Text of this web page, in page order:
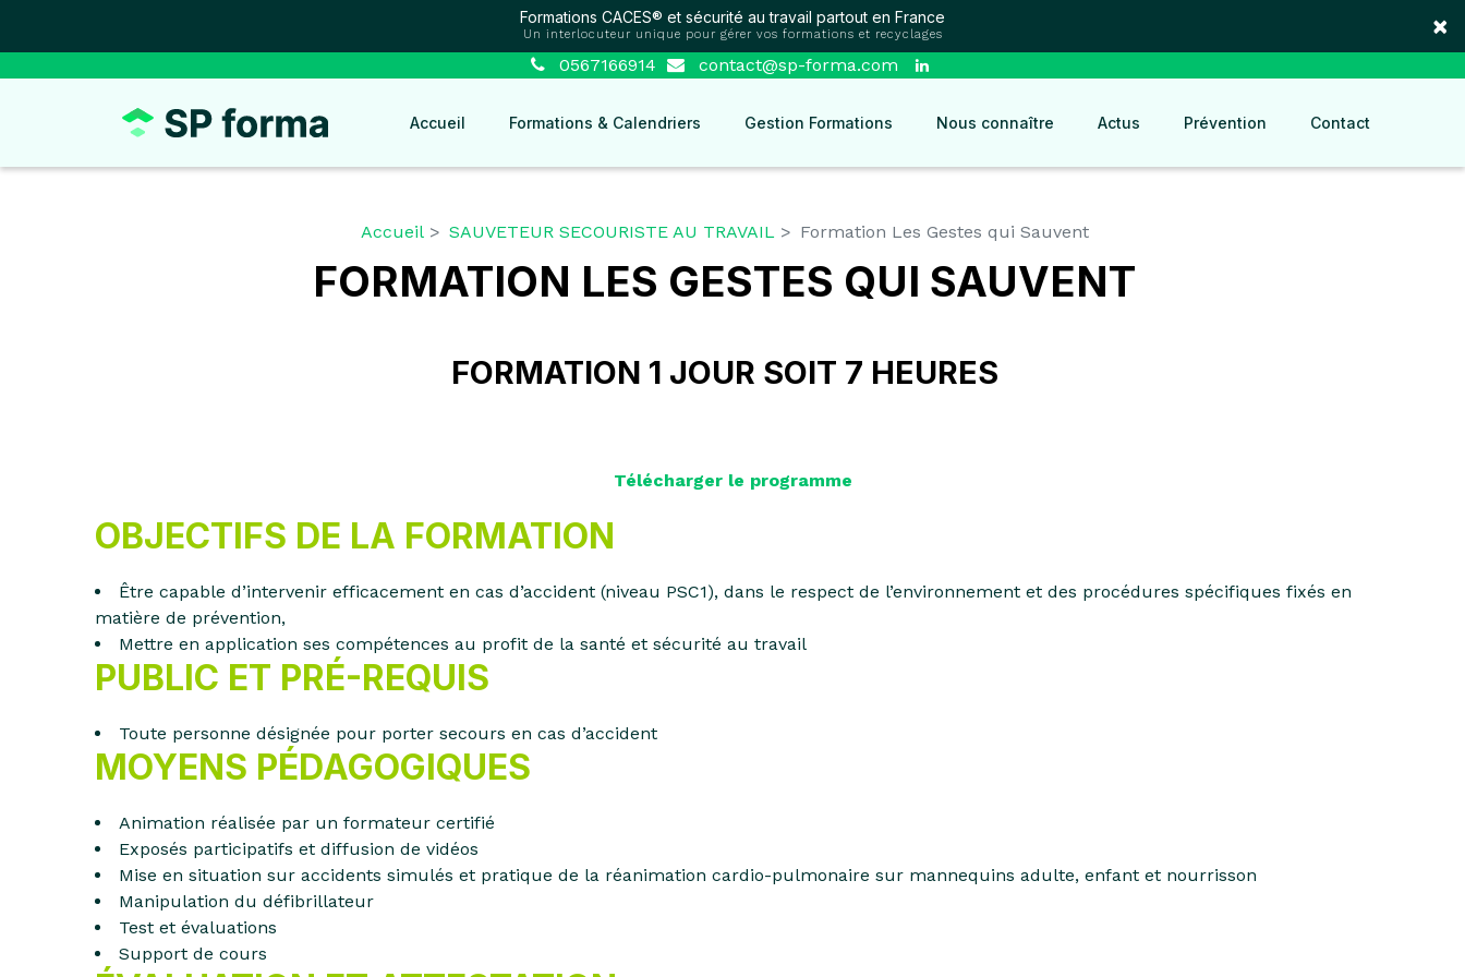
Formations CACES® et sécurité au travail partout en France
Un interlocuteur unique pour gérer vos formations et recyclages ×
0567166914 contact@sp-forma.com
Accueil Formations & Calendriers Gestion Formations Nous connaître Actus Prévention Contact
Accueil SAUVETEUR SECOURISTE AU TRAVAIL Formation Les Gestes qui Sauvent
FORMATION LES GESTES QUI SAUVENT
FORMATION 1 JOUR SOIT 7 HEURES
Télécharger le programme
OBJECTIFS DE LA FORMATION
Être capable d’intervenir efficacement en cas d’accident (niveau PSC1), dans le respect de l’environnement et des procédures spécifiques fixés en
matière de prévention,
Mettre en application ses compétences au profit de la santé et sécurité au travail
PUBLIC ET PRÉ-REQUIS
Toute personne désignée pour porter secours en cas d’accident
MOYENS PÉDAGOGIQUES
Animation réalisée par un formateur certifié
Exposés participatifs et diffusion de vidéos
Mise en situation sur accidents simulés et pratique de la réanimation cardio-pulmonaire sur mannequins adulte, enfant et nourrisson
Manipulation du défibrillateur
Test et évaluations
Support de cours